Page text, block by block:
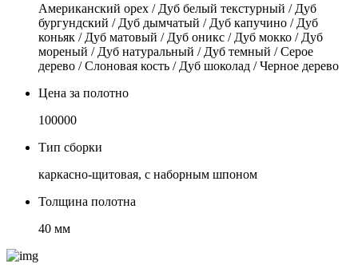
Американский орех / Дуб белый текстурный / Дуб
бургундский / Дуб дымчатый / Дуб капучино / Дуб
коньяк / Дуб матовый / Дуб оникс / Дуб мокко / Дуб
мореный / Дуб натуральный / Дуб темный / Серое
дерево / Слоновая кость / Дуб шоколад / Черное дерево
Цена за полотно
100000
Тип сборки
каркасно-щитовая, с наборным шпоном
Толщина полотна
40 мм